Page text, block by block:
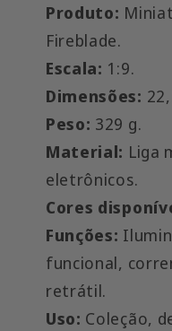
Produto:
Fireblade.
Escala: 1:9.
Dimensões:
Peso: 329 g.
Material: Liga
eletrônicos.
Cores
Funções:
funcional,
retrátil.
Uso: Coleção,